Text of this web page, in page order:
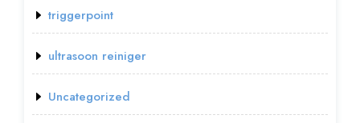
triggerpoint
ultrasoon reiniger
Uncategorized